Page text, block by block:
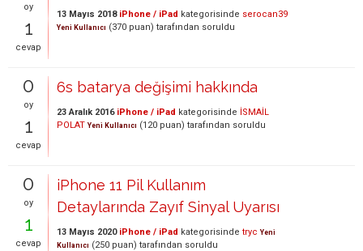
oy
1
cevap
13 Mayıs 2018 iPhone / iPad kategorisinde serocan39
Yeni Kullanıcı (370 puan) tarafından soruldu
0
oy
1
cevap
6s batarya değişimi hakkında
23 Aralık 2016 iPhone / iPad kategorisinde İSMAİL
POLAT Yeni Kullanıcı (120 puan) tarafından soruldu
0
oy
1
cevap
iPhone 11 Pil Kullanım
Detaylarında Zayıf Sinyal Uyarısı
13 Mayıs 2020 iPhone / iPad kategorisinde tryc Yeni
Kullanıcı (250 puan) tarafından soruldu